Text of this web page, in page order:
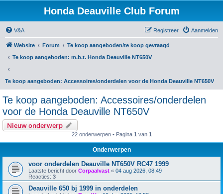
Honda Deauville Club Forum
V&A Aanmelden
Registreer
Website Forum
Te koop aangeboden/te koop gevraagd
Te koop aangeboden: m.b.t. Honda Deauville NT650V
Te koop aangeboden: Accessoires/onderdelen voor de Honda Deauville NT650V
Te koop aangeboden: Accessoires/onderdelen
voor de Honda Deauville NT650V
Nieuw onderwerp
22 onderwerpen • Pagina 1 van 1
Onderwerpen
voor onderdelen Deauville NT650V RC47 1999
Laatste bericht door Corpaalvast « 04 aug 2026, 08:49
Reacties: 3
Deauville 650 bj 1999 in onderdelen